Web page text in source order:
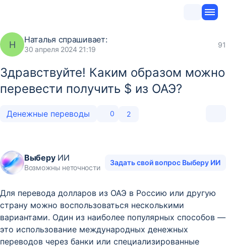
Н Наталья спрашивает:
30 апреля 2024 21:19
91
Здравствуйте! Каким образом можно
перевести получить $ из ОАЭ?
Денежные переводы 0 2
ВыберуИИ
Возможны неточности
Задать свой вопрос Выберу ИИ
Для перевода долларов из ОАЭ в Россию или другую
страну можно воспользоваться несколькими
вариантами. Один из наиболее популярных способов —
это использование международных денежных
переводов через банки или специализированные